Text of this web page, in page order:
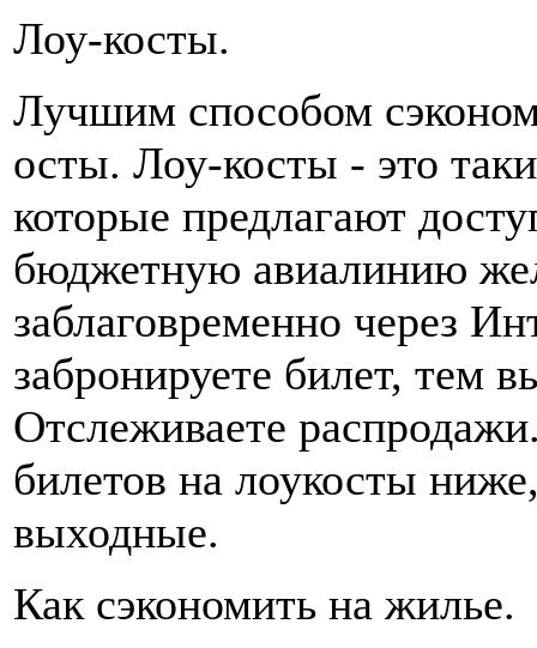
Лоу-косты.
Лучшим способом
осты. Лоу-косты - это
которые предлагают
бюджетную авиалинию
заблаговременно через
забронируете билет, тем
Отслеживаете
билетов на лоукосты
выходные.
Как сэкономить на жилье.